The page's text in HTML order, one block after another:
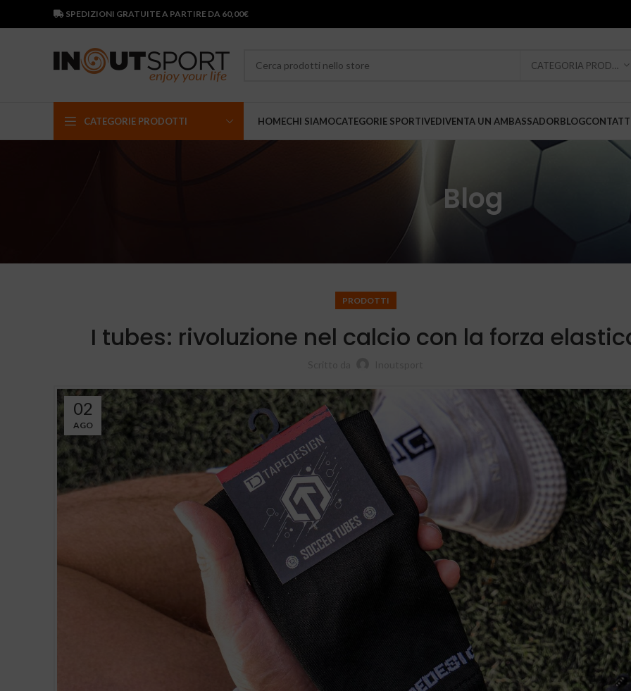
SPEDIZIONI GRATUITE A PARTIRE DA 60,00€
CATEGORIA PRODOTTO
CATEGORIE PRODOTTI HOMECHI SIAMOCATEGORIE SPORTIVEDIVENTA UN AMBASSADORBLOG
Blog
PRODOTTI
I tubes: rivoluzione nel calcio con la forza
02
AGO